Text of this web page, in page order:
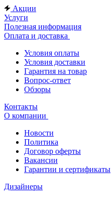
Акции
Услуги
Полезная информация
Оплата и доставка
Условия оплаты
Условия доставки
Гарантия на товар
Вопрос-ответ
Обзоры
Контакты
О компании
Новости
Политика
Договор оферты
Вакансии
Гарантии и сертификаты
Дизайнеры